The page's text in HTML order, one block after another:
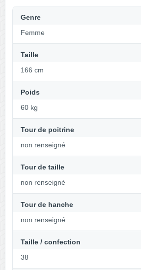
Genre
Femme
Taille
166 cm
Poids
60 kg
Tour de poitrine
non renseigné
Tour de taille
non renseigné
Tour de hanche
non renseigné
Taille / confection
38